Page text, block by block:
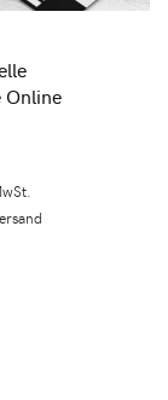
Online